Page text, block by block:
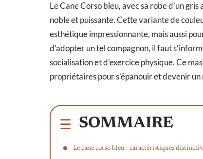
Le Cane Corso bleu, avec sa robe d’un
noble et puissante. Cette variante de
esthétique impressionnante, mais aussi
d’adopter un tel compagnon, il faut
socialisation et d’exercice physique. Ce
propriétaires pour s’épanouir et devenir
SOMMAIRE
Le cane corso bleu : caractéristiques